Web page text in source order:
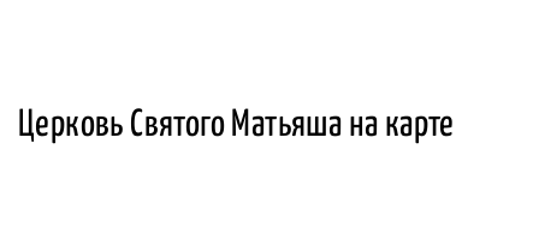
Церковь Святого Матьяша на карте